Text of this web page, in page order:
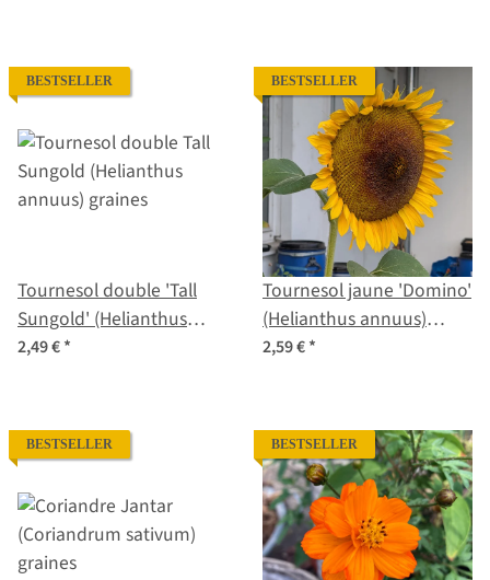
BESTSELLER
Tournesol double 'Tall
Sungold' (Helianthus
annuus) graines
2,49 €*
BESTSELLER
Tournesol jaune 'Domino'
(Helianthus annuus)
graines
2,59 €*
BESTSELLER BESTSELLER